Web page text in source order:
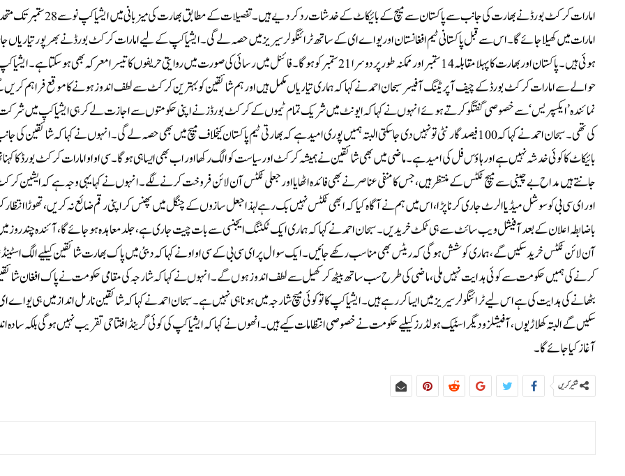
امارات کرکٹ بورڈ نے بھارت کی جانب سے پاکستان سے میچ کے بائیکاٹ کے خدشات رد کردیے
امارات میں کھیلا جائے گا۔اس سے قبل پاکستانی ٹیم افغانستان اور یو اے ای کے ساتھ ٹرائنگولر سیریز میں حصہ لے گی۔ایشیا کپ کے لیے امارات کرکٹ بورڈ نے بھرپور تیاریاں
ہوئی ہیں۔ پاکستان اور بھارت کا پہلا مقابلہ 14 ستمبر اور ممکنہ طور پر دوسرا 21 ستمبر کو ہوگا۔فائنل میں رسائی کی صورت میں روایتی حریفوں کا تیسرا معرکہ بھی ہو سکتا
حوالے سے امارات کرکٹ بورڈ کے چیف آپریٹنگ آفیسر سبحان احمد نے کہا کہ ہماری تیاریاں مکمل ہیں اور ہم شائقین کو بہترین کرکٹ سے لطف اندوز ہونے کا موقع فراہم
نمائندہ ’ایکسپریس‘ سے خصوصی گفتگو کرتے ہوئے انہوں نے کہا کہ ایونٹ میں شریک تمام ٹیموں کے کرکٹ بورڈزنے اپنی حکومتوں سے اجازت لے کر ہی ایشیا کپ میں
کی تھی۔سبحان احمد نے کہا کہ 100 فیصد گارنٹی تو نہیں دی جا سکتی البتہ ہمیں پوری امید ہے کہ بھارتی ٹیم پاکستان کیخلاف میچ میں بھی حصہ لے گی۔انہوں نے کہا کہ شائقین
بائیکاٹ کا کوئی خدشہ نہیں ہے اور ہاؤس فل کی امید ہے۔ ماضی میں بھی شائقین نے ہمیشہ کرکٹ اور سیاست کو الگ رکھا اور اب بھی ایسا ہی ہو گا۔سی او او امارات کرکٹ بورڈ کا کہنا
جانتے ہیں مداح بے چینی سے میچ ٹکٹس کے منتظر ہیں، جس کا منفی عناصر نے بھی فائدہ اٹھایا اور جعلی ٹکٹس آن لائن فروخت کرنے لگے۔انہوں نے کہا یہی وجہ ہے کہ ایشین
اور ای سی بی کو سوشل میڈیا الرٹ جاری کرنا پڑا، اس میں ہم نے آگاہ کیا کہ ابھی ٹکٹس نہیں بک رہے لہذا جعل سازوں کے چنگل میں پھنس کر اپنی رقم ضائع نہ کریں، تھوڑا انتظار
باضابطہ اعلان کے بعد آفیشل ویب سائٹ سے ہی ٹکٹ خریدیں۔سبحان احمد نے کہا کہ ہماری ایک ٹکٹنگ ایجنسی سے بات چیت جاری ہے، جلد معاہدہ ہو جائے گا، آئندہ چند روز
آن لائن ٹکٹس خرید سکیں گے، ہماری کوشش ہو گی کہ ریٹس بھی مناسب رکھے جائیں۔ایک سوال پر ای سی بی کے سی او او نے کہا کہ دبئی میں پاک بھارت شائقین کیلیے الگ
کرنے کی ہمیں حکومت سے کوئی ہدایت نہیں ملی، ماضی کی طرح سب ساتھ بیٹھ کر کھیل سے لطف اندوز ہوں گے۔انہوں نے کہا کہ شارجہ کی مقامی حکومت نے پاک افغان
بٹھانے کی ہدایت کی ہے اس لیے ٹرائنگولر سیریز میں ایسا کر رہے ہیں۔ ایشیا کپ کا تو کوئی میچ شارجہ میں ہونا ہی نہیں ہے۔سبحان احمد نے کہا کہ شائقین نارمل انداز میں ہی یو اے
سکیں گے البتہ کھلاڑیوں، آفیشلز و دیگر اسٹیک ہولڈرز کیلیے حکومت نے خصوصی انتظامات کیے ہیں۔انھوں نے کہا کہ ایشیا کپ کی کوئی گرینڈ افتتاحی تقریب نہیں ہو گی بلکہ سادہ
آغاز کیا جائے گا۔
شئیر کریں